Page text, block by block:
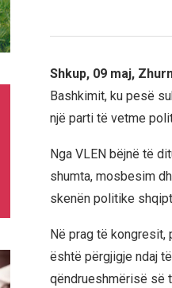
Shkup, 09 maj,
Bashkimit, ku pesë
një parti të vetme
Nga VLEN bëjnë të
shumta, mosbesim
skenën politike
Në prag të kongresit,
është përgjigje ndaj
qëndrueshmërisë së